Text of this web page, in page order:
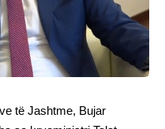
të Jashtme, Bujar